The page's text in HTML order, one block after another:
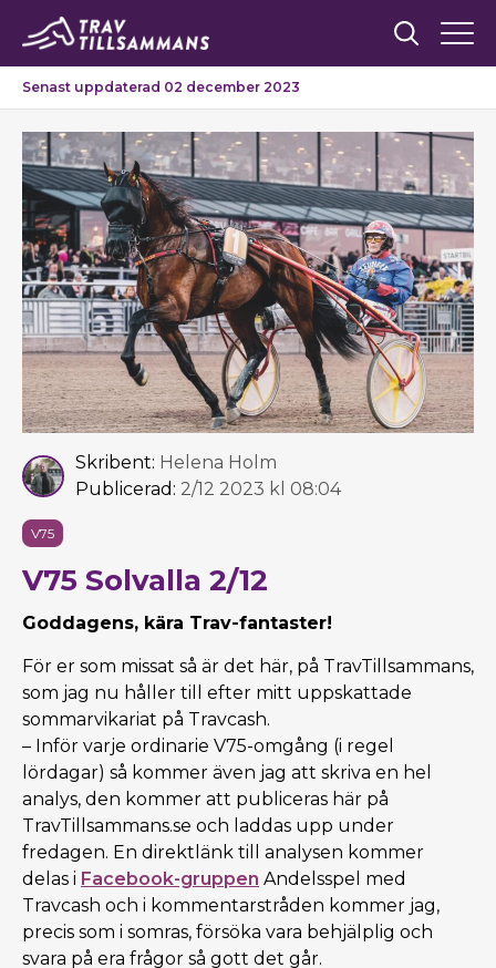
Senast uppdaterad 02 december 2023
Skribent: Helena Holm
Publicerad: 2/12 2023 kl 08:04
V75
V75 Solvalla 2/12
Goddagens, kära Trav-fantaster!
För er som missat så är det här, på TravTillsammans,
som jag nu håller till efter mitt uppskattade
sommarvikariat på Travcash.
– Inför varje ordinarie V75-omgång (i regel
lördagar) så kommer även jag att skriva en hel
analys, den kommer att publiceras här på
TravTillsammans.se och laddas upp under
fredagen. En direktlänk till analysen kommer
delas i Facebook-gruppen Andelsspel med
Travcash och i kommentarstråden kommer jag,
precis som i somras, försöka vara behjälplig och
svara på era frågor så gott det går.